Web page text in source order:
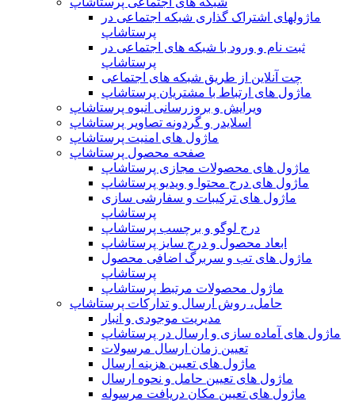
ماژولهای اشتراک‌ گذاری شبکه اجتماعی در
پرستاشاپ
ثبت نام و ورود با شبکه های اجتماعی در
پرستاشاپ
چت آنلاین از طریق شبکه های اجتماعی
ماژول های ارتباط با مشتریان پرستاشاپ
ویرایش و بروزرسانی انبوه پرستاشاپ
اسلایدر و گردونه تصاویر پرستاشاپ
ماژول های امنیت پرستاشاپ
صفحه محصول پرستاشاپ
ماژول های محصولات مجازی پرستاشاپ
ماژول های درج محتوا و ویدیو پرستاشاپ
ماژول های ترکیبات و سفارشی سازی
پرستاشاپ
درج لوگو و برچسب پرستاشاپ
ابعاد محصول و درج سایز پرستاشاپ
ماژول های تب و سربرگ اضافی محصول
پرستاشاپ
ماژول محصولات مرتبط پرستاشاپ
حامل، روش ارسال و تدارکات پرستاشاپ
مدیریت موجودی و انبار
ماژول های آماده سازی و ارسال در پرستاشاپ
تعیین زمان ارسال مرسولات
ماژول های تعیین هزینه ارسال
ماژول های تعیین حامل و نحوه ارسال
ماژول های تعیین مکان دریافت مرسوله